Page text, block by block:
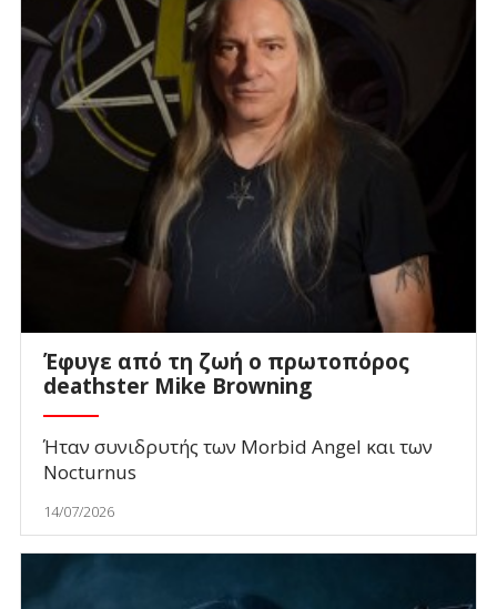
Έφυγε από τη ζωή ο πρωτοπόρος
deathster Mike Browning
Ήταν συνιδρυτής των Morbid Angel και των
Nocturnus
14/07/2026